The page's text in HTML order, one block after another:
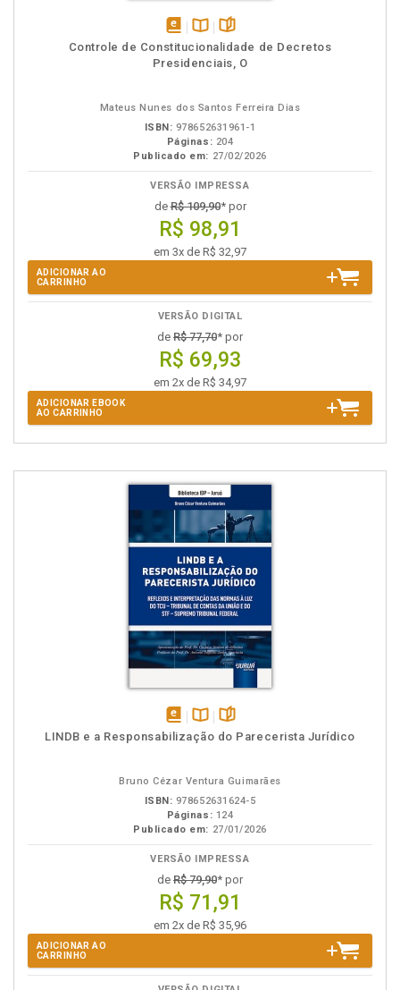
disponível
em
Disponível
na
páginas
Controle de Constitucionalidade de Decretos
Presidenciais, O
Mateus Nunes dos Santos Ferreira Dias
ISBN: 978652631961-1
Páginas: 204
Publicado em: 27/02/2026
VERSÃO IMPRESSA
deR$ 109,90* por
R$ 98,91
em 3x de R$ 32,97
ADICIONAR AO
CARRINHO
VERSÃO DIGITAL
de R$ 77,70* por
R$ 69,93
em 2x de R$ 34,97
ADICIONAR EBOOK
AO CARRINHO
disponívelDisponível
páginas
LINDB e a Responsabilização do Parecerista Jurídico
Bruno Cézar Ventura Guimarães
ISBN: 978652631624-5
Páginas: 124
Publicado em: 27/01/2026
VERSÃO IMPRESSA
de R$ 79,90* por
R$ 71,91
em 2x de R$ 35,96
ADICIONAR AO
CARRINHO